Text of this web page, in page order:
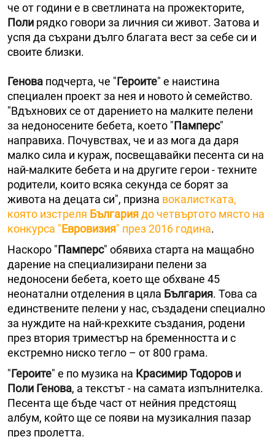
че от години е в светлината на прожекторите,
Поли рядко говори за личния си живот. Затова и
успя да съхрани дълго благата вест за себе си и
своите близки.
Генова подчерта, че "Героите" е наистина
специален проект за нея и новото ѝ семейство.
"Вдъхнових се от дарението на малките пелени
за недоносените бебета, което "Памперс"
направиха. Почувствах, че и аз мога да даря
малко сила и кураж, посвещавайки песента си на
най-малките бебета и на другите герои - техните
родители, които всяка секунда се борят за
живота на децата си", призна вокалистката,
която изстреля Българиядо четвъртото място на
конкурса "Евровизия" през 2016 година.
Наскоро "Памперс" обявиха старта на мащабно
дарение на специализирани пелени за
недоносени бебета, което ще обхване 45
неонатални отделения в цяла България. Това са
единствените пелени у нас, създадени специално
за нуждите на най-крехките създания, родени
през втория триместър на бременността и с
екстремно ниско тегло – от 800 грама.
"Героите" е по музика на Красимир Тодоров и
Поли Генова, а текстът - на самата изпълнителка.
Песента ще бъде част от нейния предстоящ
албум, който ще се появи на музикалния пазар
през пролетта.